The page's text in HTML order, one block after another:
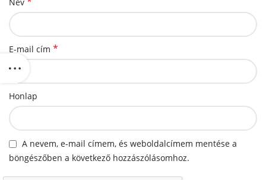
E-mail cím *
Honlap
A nevem, e-mail címem, és weboldalcímem mentése a
böngészőben a következő hozzászólásomhoz.